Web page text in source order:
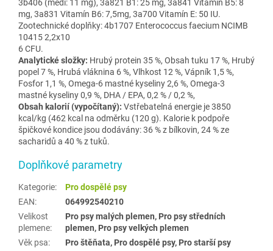
3b406 (mědi: 11 mg), 3a821 B1: 25 mg, 3a841 Vitamín B5: 8
mg, 3a831 Vitamín B6: 7,5mg, 3a700 Vitamín E: 50 IU.
Zootechnické doplňky: 4b1707 Enterococcus faecium NCIMB
10415 2,2x10
6 CFU.
Analytické složky: Hrubý protein 35 %, Obsah tuku 17 %, Hrubý
popel 7 %, Hrubá vláknina 6 %, Vlhkost 12 %, Vápník 1,5 %,
Fosfor 1,1 %, Omega-6 mastné kyseliny 2,6 %, Omega-3
mastné kyseliny 0,9 %, DHA / EPA, 0,2 % / 0,2 %,
Obsah kalorií (vypočítaný): Vstřebatelná energie je 3850
kcal/kg (462 kcal na odměrku (120 g). Kalorie k podpoře
špičkové kondice jsou dodávány: 36 % z bílkovin, 24 % ze
sacharidů a 40 % z tuků.
Doplňkové parametry
Kategorie:
Pro dospělé psy
EAN:
064992540210
Velikost
plemene:
Pro psy malých plemen, Pro psy středních
plemen, Pro psy velkých plemen
Věk psa:
Pro štěňata, Pro dospělé psy, Pro starší psy